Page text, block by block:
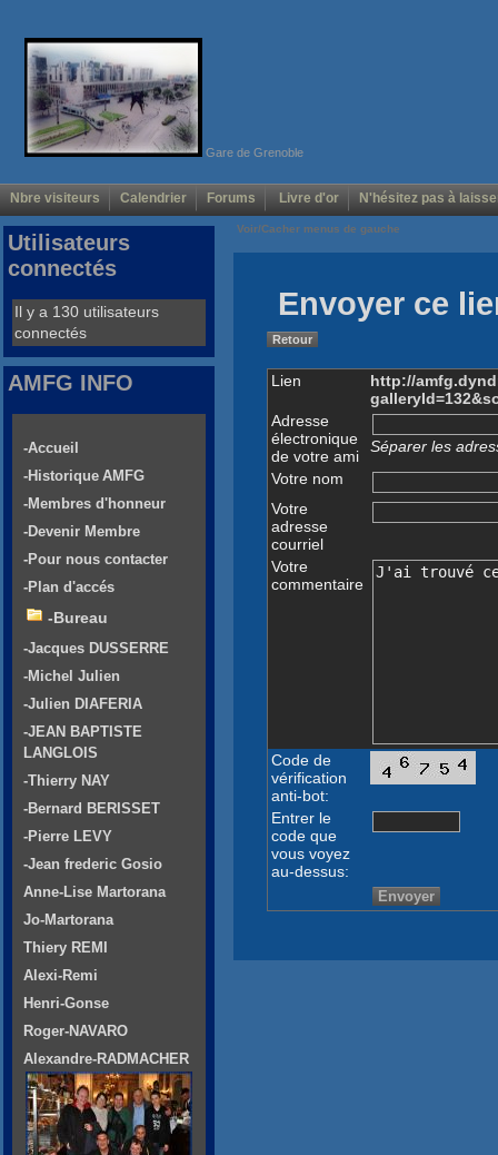
Gare de Grenoble
Nbre visiteurs Calendrier Forums Livre d'or N'hésitez pas à
Voir/Cacher menus de gauche
Envoyer ce
Retour
Lien
http://
Adresse
électronique
de votre ami
Séparer les
Votre nom
Votre
adresse
courriel
Votre
commentaire
Code de
vérification
anti-bot:
Entrer le
code que
vous voyez
au-dessus:
Utilisateurs
connectés
Il y a 130 utilisateurs
connectés
AMFG INFO
-Accueil
-Historique AMFG
-Membres d'honneur
-Devenir Membre
-Pour nous contacter
-Plan d'accés
-Bureau
-Jacques DUSSERRE
-Michel Julien
-Julien DIAFERIA
-JEAN BAPTISTE
LANGLOIS
-Thierry NAY
-Bernard BERISSET
-Pierre LEVY
-Jean frederic Gosio
Anne-Lise Martorana
Jo-Martorana
Thiery REMI
Alexi-Remi
Henri-Gonse
Roger-NAVARO
Alexandre-RADMACHER